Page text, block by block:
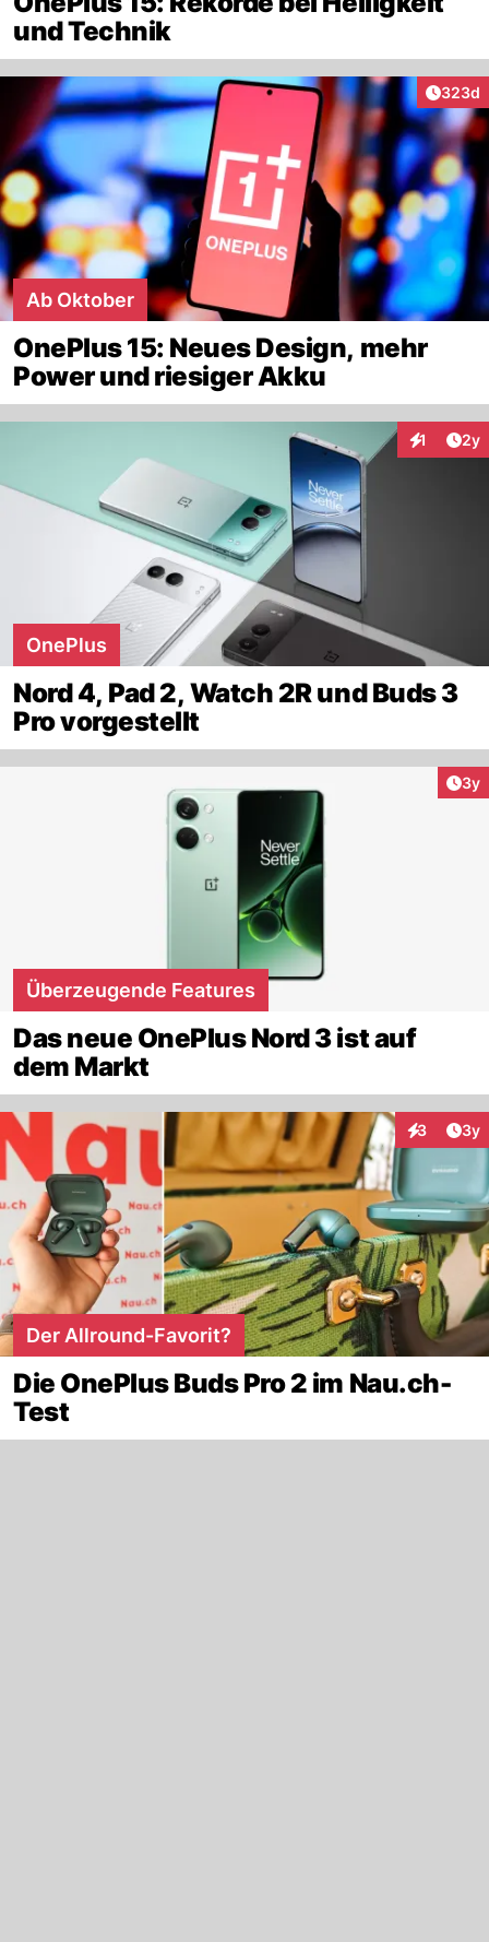
und Technik
323d
Ab Oktober
OnePlus 15: Neues Design, mehr
Power und riesiger Akku
1 2y
OnePlus
Nord 4, Pad 2, Watch 2R und Buds 3
Pro vorgestellt
3y
Überzeugende Features
Das neue OnePlus Nord 3 ist auf
dem Markt
3 3y
Der Allround-Favorit?
Die OnePlus Buds Pro 2 im Nau.ch-
Test